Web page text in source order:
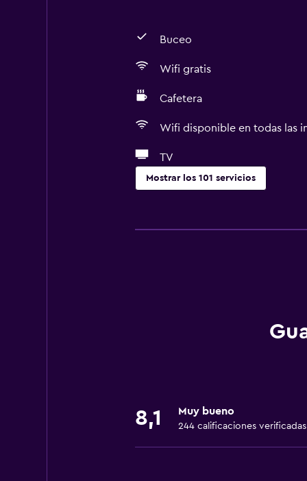
Buceo
Wifi gratis
Cafetera
Wifi disponible en todas las
TV
Mostrar los 101 servicios
Copas
Tostadora
Nevera
Cafetera
8,1 Muy bueno
244 calificaciones verificadas